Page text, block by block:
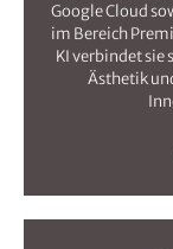
Google Cloud
im Bereich
KI verbindet sie
Ästhetik